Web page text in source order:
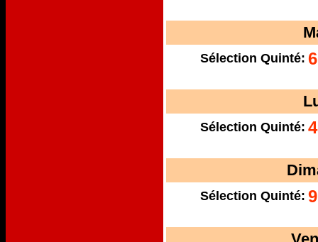
Sélection Quinté:
Sélection Quinté:
Sélection Quinté: